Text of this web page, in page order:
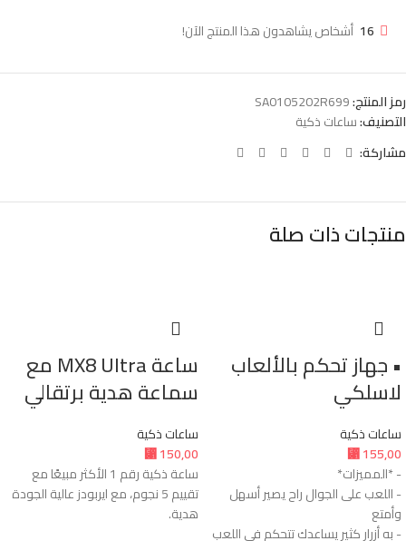
16 أشخاص يشاهدون هذا المنتج الآن!
رمز المنتج:SA0105202R699
التصنيف:ساعات ذكية
مشاركة:
منتجات ذات صلة
• جهاز تحكم بالألعاب
لاسلكي
ساعات ذكية
⃁155,00
- *المميزات*
- اللعب على الجوال راح يصير أسهل
وأمتع
- به أزرار كثير يساعدك تتحكم في اللعب
ساعة MX8 Ultra مع
سماعة هدية برتقالي
ساعات ذكية
⃁150,00
ساعة ذكية رقم 1 الأكثر مبيعًا مع
تقييم 5 نجوم، مع ايربودز عالية الجودة
هدية.